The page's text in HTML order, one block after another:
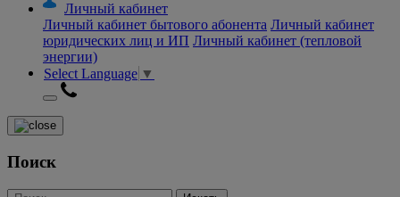
Личный кабинет
Личный кабинет бытового абонента Личный кабинет
юридических лиц и ИП Личный кабинет (тепловой
энергии)
Select Language ▼
Поиск